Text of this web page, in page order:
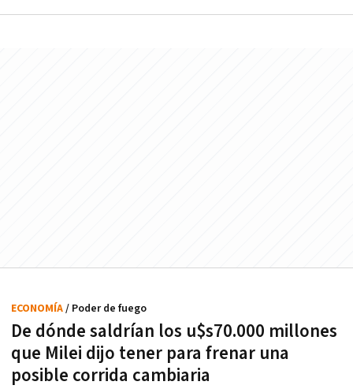
De dónde saldrían los u$s70.000 millones
que Milei dijo tener para frenar una
posible corrida cambiaria
ECONOMÍA/ Poder de fuego